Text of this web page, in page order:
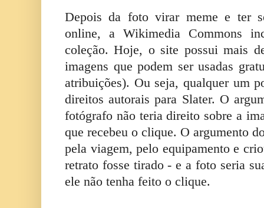
Depois da foto virar meme e ter
online, a Wikimedia Commons
coleção. Hoje, o site possui mais
imagens que podem ser usadas
atribuições). Ou seja, qualquer um
direitos autorais para Slater. O
fotógrafo não teria direito sobre a
que recebeu o clique. O argumento
pela viagem, pelo equipamento e
retrato fosse tirado - e a foto seria
ele não tenha feito o clique.